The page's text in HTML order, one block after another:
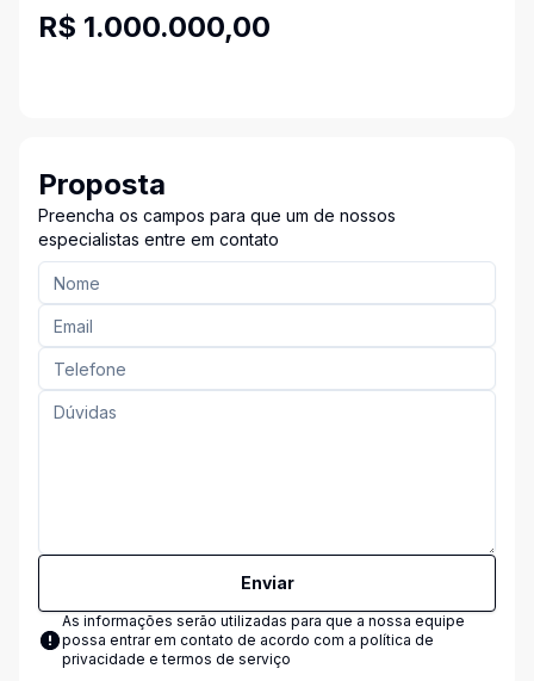
R$ 1.000.000,00
Proposta
Preencha os campos para que um de nossos
especialistas entre em contato
Enviar
As informações serão utilizadas para que a nossa equipe
possa entrar em contato de acordo com a política de
privacidade e termos de serviço